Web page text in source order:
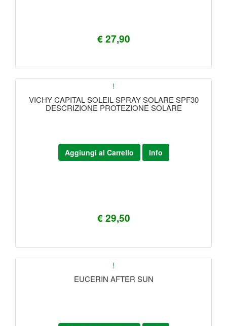
€ 27,90
!
VICHY CAPITAL SOLEIL SPRAY SOLARE SPF30
DESCRIZIONE PROTEZIONE SOLARE
€ 29,50
Aggiungi al Carrello Info
!
EUCERIN AFTER SUN